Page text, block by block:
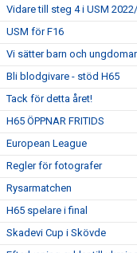
Vidare till steg 4 i USM
USM för F16
Vi sätter barn och
Bli blodgivare - stöd H65
Tack för detta året!
H65 ÖPPNAR FRITIDS
European League
Regler för fotografer
Rysarmatchen
H65 spelare i final
Skadevi Cup i Skövde